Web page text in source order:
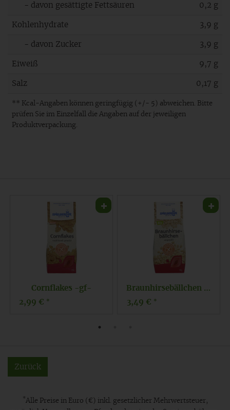
- davon gesättigte Fettsäuren 0,2 g
Kohlenhydrate 3,9 g
- davon Zucker 3,9 g
Eiweiß 9,7 g
Salz 0,17 g
** Kcal-Angaben können geringfügig (+/- 5) abweichen. Bitte
prüfen Sie im Einzelfall die Angaben auf der jeweiligen
Produktverpackung.
Cornflakes -gf-
2,99 € *
Braunhirsebällchen gf
3,49 € *
Zurück
*Alle Preise in Euro (€) inkl. gesetzlicher Mehrwertsteuer,